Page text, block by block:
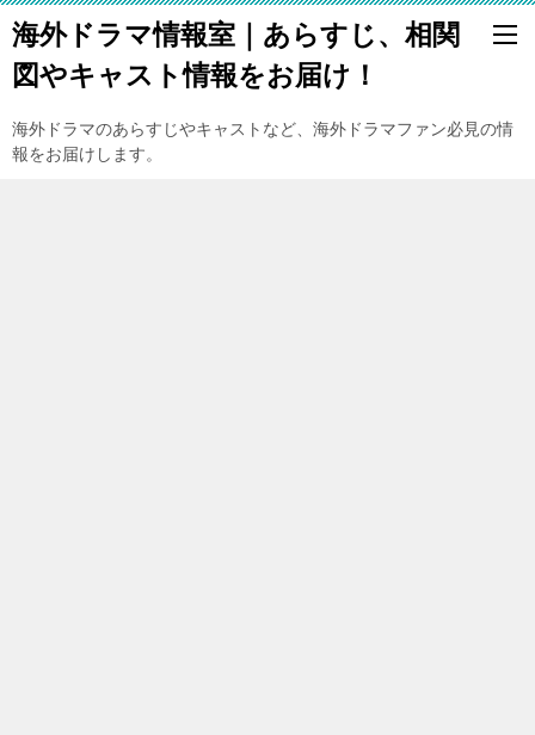
海外ドラマ情報室｜あらすじ、相関
図やキャスト情報をお届け！
海外ドラマのあらすじやキャストなど、海外ドラマファン必見の情
報をお届けします。